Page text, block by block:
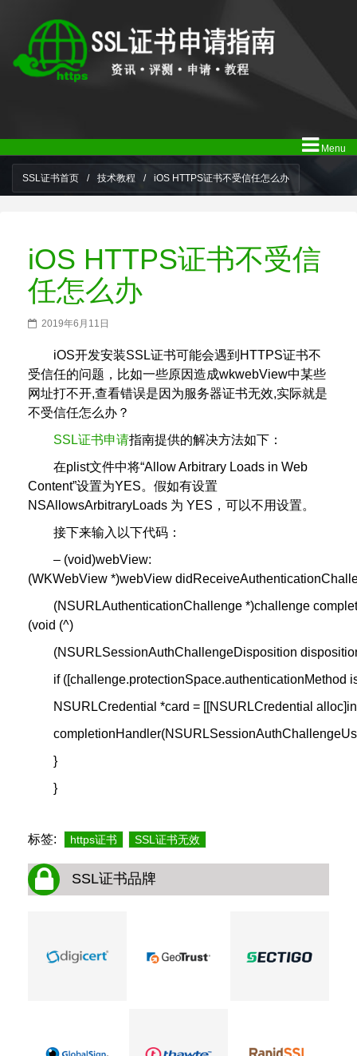
Menu
SSL证书首页 / 技术教程 / iOS HTTPS证书不受信任怎么办
iOS HTTPS证书不受信
任怎么办
2019年6月11日
iOS开发安装SSL证书可能会遇到HTTPS证书不
受信任的问题，比如一些原因造成wkwebView中某些
网址打不开,查看错误是因为服务器证书无效,实际就是
不受信任怎么办？
SSL证书申请指南提供的解决方法如下：
在plist文件中将“Allow Arbitrary Loads in Web
Content”设置为YES。假如有设置
NSAllowsArbitraryLoads 为 YES，可以不用设置。
接下来输入以下代码：
– (void)webView:
(WKWebView *)webView
(NSURLAuthenticationChallenge *)challenge
(void (^)
(NSURLSessionAuthChallengeDisposition
if ([challenge.protectionSpace.authenticationMethod
NSURLCredential *card = [[NSURLCredential
}
}
标签: https证书 SSL证书无效
SSL证书品牌